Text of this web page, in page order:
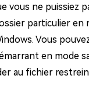
vous ne puissiez
particulier en
Vous
en mode
au fichier